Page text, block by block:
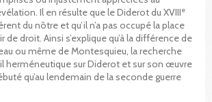
Il en résulte que le Diderot du XVIIIe
du nôtre et qu’il n’a pas occupé la place
de droit. Ainsi s’explique qu’à la différence de
ou même de Montesquieu, la recherche
herméneutique sur Diderot et sur son œuvre
qu’au lendemain de la seconde guerre